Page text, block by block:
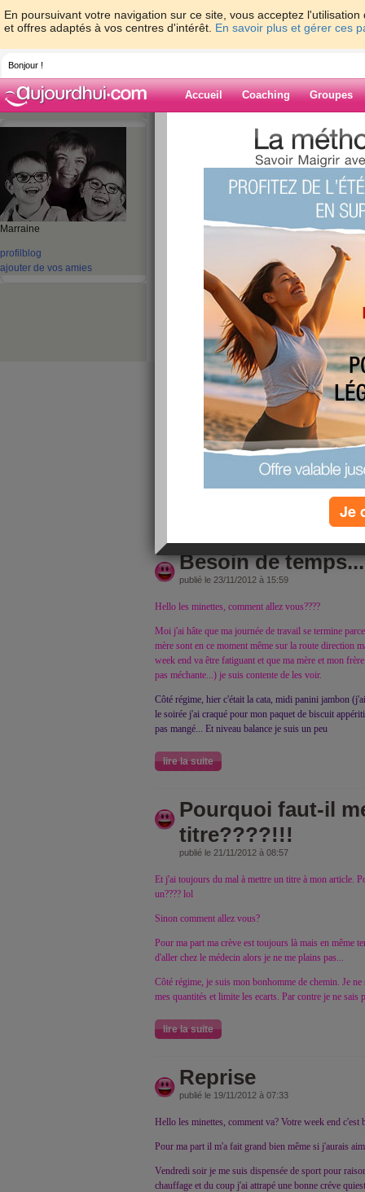
En poursuivant votre navigation sur ce site, vous acceptez
et offres adaptés à vos centres d'intérêt. En savoir plus et gérer ces
Bonjour !
Accueil Coaching Groupes
Marraine
profil blog
ajouter de vos amies
>
Blog de tikki54
21 - 30 31 - 40 41 - 45 »
‹ Préc. 21 22 23 24 25
Angoises...
publié le 26/11/2012 à 20:00
Hello les minettes, comment va???
Pour ma part très grosse fatigue. Mon week end en
quelques réflexions blessantes... Les parents étaient
avons fait depuis debut juillet.
Samedi après une petite ballade au bord du canal et
allés faire un tour sur nancy chez Decathlon et
Besoin de temps...
publié le 23/11/2012 à 15:59
Hello les minettes, comment allez vous????
Moi j'ai hâte que ma journée de travail se termine
mère sont en ce moment même sur la route direction
week end va être fatiguant et que ma mère et mon
pas méchante...) je suis contente de les voir.
Côté régime, hier c'était la cata, midi panini jambon
le soirée j'ai craqué pour mon paquet de biscuit
pas mangé... Et niveau balance je suis un peu
lire la suite
Pourquoi faut-il
titre????!!!
publié le 21/11/2012 à 08:57
Et j'ai toujours du mal à mettre un titre à mon article.
un???? lol
Sinon comment allez vous?
Pour ma part ma crève est toujours là mais en même
d'aller chez le médecin alors je ne me plains pas...
Côté régime, je suis mon bonhomme de chemin. Je
mes quantités et limite les ecarts. Par contre je ne sais
lire la suite
Reprise
publié le 19/11/2012 à 07:33
Hello les minettes, comment va? Votre week end c'est
Pour ma part il m'a fait grand bien même si j'aurais
Vendredi soir je me suis dispensée de sport pour
chauffage et du coup j'ai attrapé une bonne créve
Je